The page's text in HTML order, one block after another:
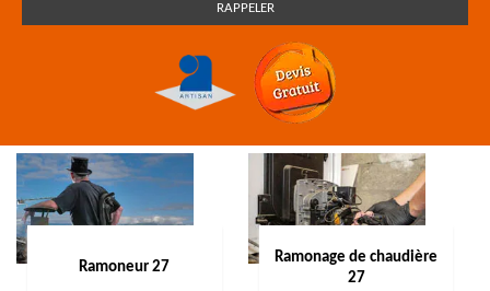
Ramoneur 27
Ramonage de chaudière
27